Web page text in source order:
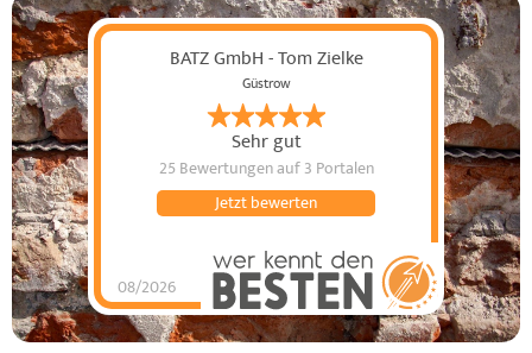
BATZ GmbH - Tom Zielke
Güstrow
Sehr gut
25 Bewertungenauf 3 Portalen
08/2026
Jetzt bewerten
BATZ GmbH - Tom
Zielkehat4.85von5
Sternen |25BATZ
GmbH - Tom